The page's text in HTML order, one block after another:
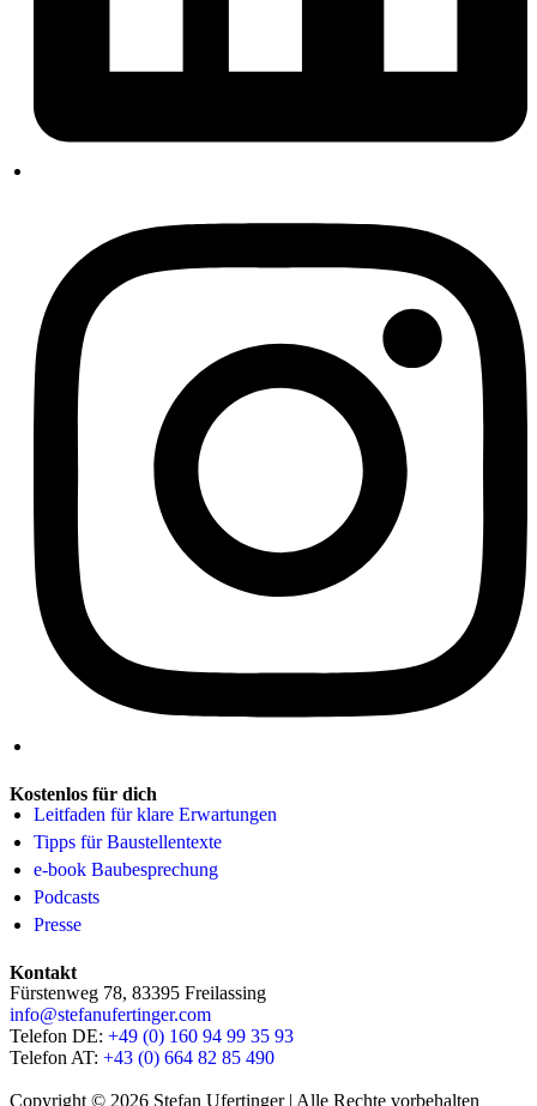
Kostenlos für dich
Leitfaden für klare Erwartungen
Tipps für Baustellentexte
e-book Baubesprechung
Podcasts
Presse
Kontakt
Fürstenweg 78, 83395 Freilassing
info@stefanufertinger.com
Telefon DE: +49 (0) 160 94 99 35 93
Telefon AT: +43 (0) 664 82 85 490
Copyright © 2026 Stefan Ufertinger | Alle Rechte vorbehalten